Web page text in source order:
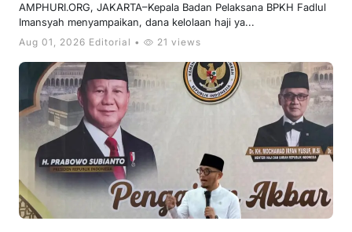
AMPHURI.ORG, JAKARTA–Kepala Badan Pelaksana BPKH Fadlul
Imansyah menyampaikan, dana kelolaan haji ya...
Aug 01, 2026 Editorial • 21 views